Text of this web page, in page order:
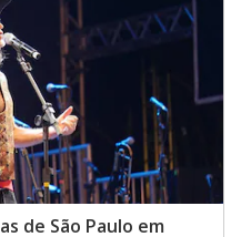
de São Paulo em